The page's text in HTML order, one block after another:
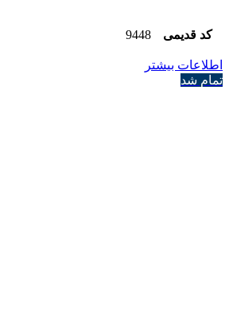
کد قدیمی 9448
اطلاعات بیشتر
تمام شد